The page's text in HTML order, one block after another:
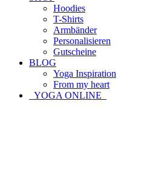
Hoodies
T-Shirts
Armbänder
Personalisieren
Gutscheine
BLOG
Yoga Inspiration
From my heart
YOGA ONLINE